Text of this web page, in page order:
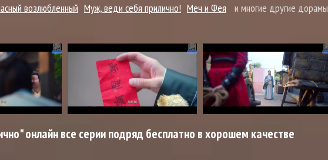
возлюбленный Муж, веди себя прилично! Меч и Фея
и многие другие дорамы
онлайн все серии подряд бесплатно в хорошем качестве